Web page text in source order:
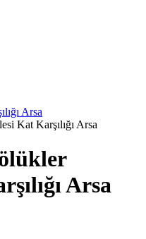
Arsa
Kat Karşılığı Arsa
Arsa